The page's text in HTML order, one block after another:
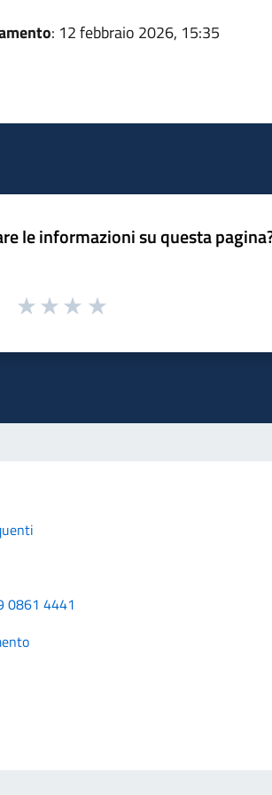
: 12 febbraio 2026, 15:35
le informazioni su questa
0861 4441